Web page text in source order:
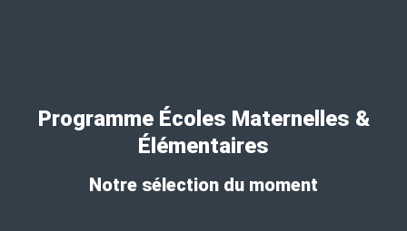
Programme Écoles Maternelles &
Élémentaires
Notre sélection du moment